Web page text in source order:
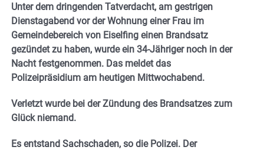
Unter dem dringenden Tatverdacht, am gestrigen
Dienstagabend vor der Wohnung einer Frau im
Gemeindebereich von Eiselfing einen Brandsatz
gezündet zu haben, wurde ein 34-Jähriger noch in der
Nacht festgenommen. Das meldet das
Polizeipräsidium am heutigen Mittwochabend.
Verletzt wurde bei der Zündung des Brandsatzes zum
Glück niemand.
Es entstand Sachschaden, so die Polizei. Der